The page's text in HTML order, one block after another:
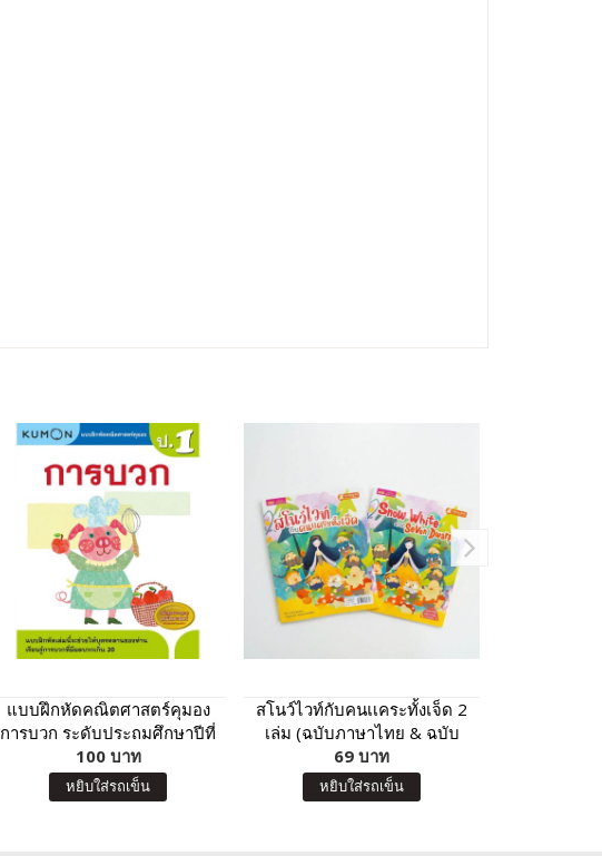
แบบฝึกหัดคณิตศาสตร์คุมอง
การบวก ระดับประถมศึกษาปีที่
1
100 บาท
หยิบใส่รถเข็น
สโนว์ไวท์กับคนเเคระทั้งเจ็ด 2
เล่ม (ฉบับภาษาไทย & ฉบับ
ภาษาอังกฤษ)
69 บาท
หยิบใส่รถเข็น